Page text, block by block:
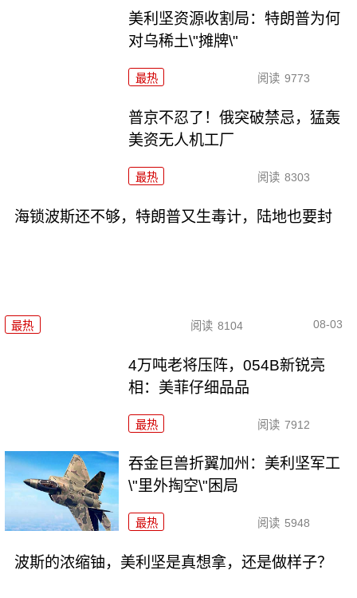
美利坚资源收割局：特朗普为何
对乌稀土\"摊牌\"
最热 阅读 9773
普京不忍了！俄突破禁忌，猛轰
美资无人机工厂
最热 阅读 8303
海锁波斯还不够，特朗普又生毒计，陆地也要封
最热 阅读 8104 08-03
4万吨老将压阵，054B新锐亮
相：美菲仔细品品
最热 阅读 7912
吞金巨兽折翼加州：美利坚军工
\"里外掏空\"困局
最热 阅读 5948
波斯的浓缩铀，美利坚是真想拿，还是做样子？